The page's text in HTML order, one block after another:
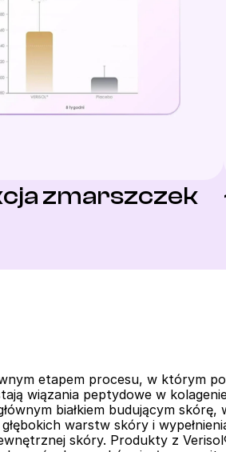
zmarszczek
etapem procesu, w którym
wiązania peptydowe w
białkiem budującym
warstw skóry i
skóry. Produkty z